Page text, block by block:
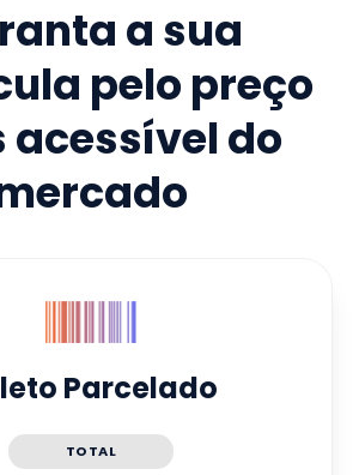
a sua
pelo preço
acessível do
Parcelado
TOTAL